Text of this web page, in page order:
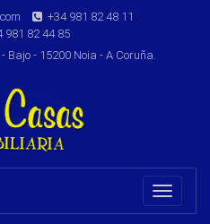
+34 981 82 48 11
981 82 44 85
Bajo - 15200 Noia - A Coruña.
Toggle